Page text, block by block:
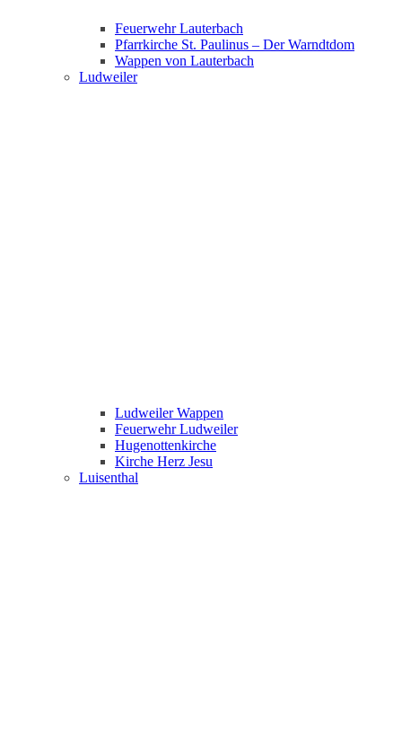
Feuerwehr Lauterbach
Pfarrkirche St. Paulinus – Der Warndtdom
Wappen von Lauterbach
Ludweiler
Ludweiler Wappen
Feuerwehr Ludweiler
Hugenottenkirche
Kirche Herz Jesu
Luisenthal